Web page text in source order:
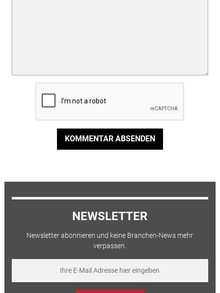
KOMMENTAR ABSENDEN
NEWSLETTER
Newsletter abonnieren und keine Branchen-News mehr
verpassen.